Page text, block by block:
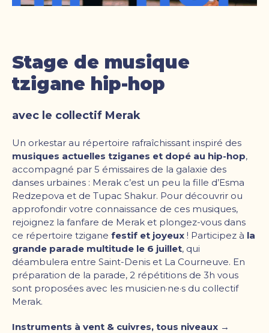
Stage de musique
tzigane hip-hop
avec le collectif Merak
Un orkestar au répertoire rafraîchissant inspiré des
musiques actuelles tziganes et dopé au hip-hop,
accompagné par 5 émissaires de la galaxie des
danses urbaines : Merak c’est un peu la fille d’Esma
Redzepova et de Tupac Shakur. Pour découvrir ou
approfondir votre connaissance de ces musiques,
rejoignez la fanfare de Merak et plongez-vous dans
ce répertoire tzigane festif et joyeux ! Participez à la
grande parade multitude le 6 juillet, qui
déambulera entre Saint-Denis et La Courneuve. En
préparation de la parade, 2 répétitions de 3h vous
sont proposées avec les musicien·ne·s du collectif
Merak.
Instruments à vent & cuivres, tous niveaux →